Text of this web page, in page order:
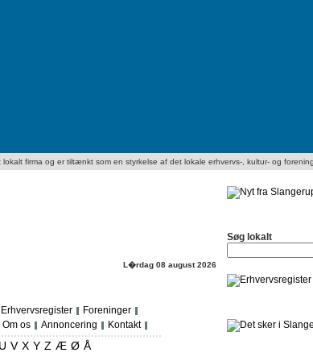
firma og er tiltænkt som en styrkelse af det lokale erhvervs-, kultur- og
Erhvervsregister
Foreninger
Om os Annoncering Kontakt
L�rdag 08 august 2026
U V X Y Z Æ Ø Å
Søg lokalt